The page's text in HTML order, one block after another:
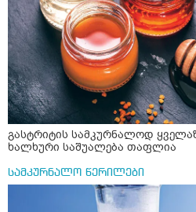
გასტრიტის სამკურნალოდ
ხალხური საშუალება თაფლია
სამკურნალო წერილები